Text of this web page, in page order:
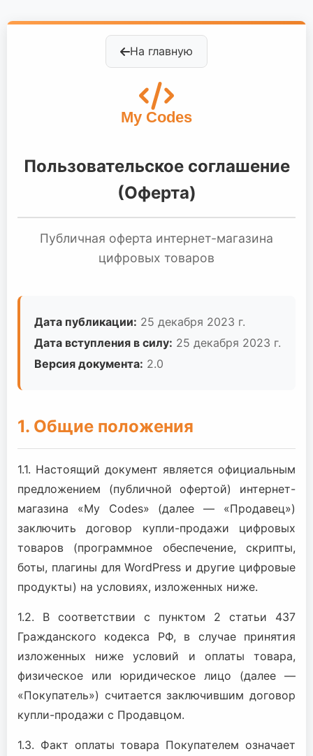
На главную
My Codes
Пользовательское соглашение
(Оферта)
Публичная оферта интернет-магазина
цифровых товаров
Дата публикации: 25 декабря 2023 г.
Дата вступления в силу: 25 декабря 2023 г.
Версия документа: 2.0
1. Общие положения
1.1. Настоящий документ является официальным
предложением (публичной офертой) интернет-
магазина «My Codes» (далее — «Продавец»)
заключить договор купли-продажи цифровых
товаров (программное обеспечение, скрипты,
боты, плагины для WordPress и другие цифровые
продукты) на условиях, изложенных ниже.
1.2. В соответствии с пунктом 2 статьи 437
Гражданского кодекса РФ, в случае принятия
изложенных ниже условий и оплаты товара,
физическое или юридическое лицо (далее —
«Покупатель») считается заключившим договор
купли-продажи с Продавцом.
1.3. Факт оплаты товара Покупателем означает